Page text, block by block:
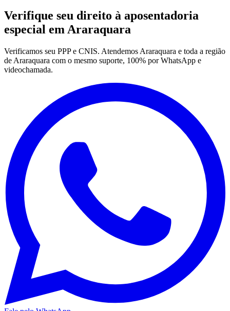
Verifique seu direito à aposentadoria
especial em Araraquara
Verificamos seu PPP e CNIS. Atendemos Araraquara e toda a região
de Araraquara com o mesmo suporte, 100% por WhatsApp e
videochamada.